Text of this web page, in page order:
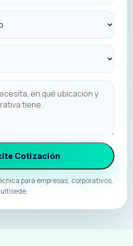
Cotización
para empresas, corporativos,